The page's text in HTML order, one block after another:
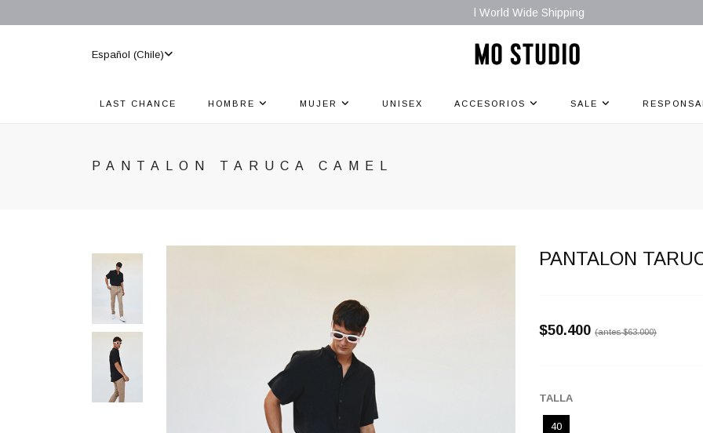
l World Wide Shipping
Español (Chile)
LAST CHANCE HOMBRE MUJER UNISEX ACCESORIOS SALE
PANTALON TARUCA CAMEL
PANTALON
$50.400 (antes$63.000)
TALLA
40